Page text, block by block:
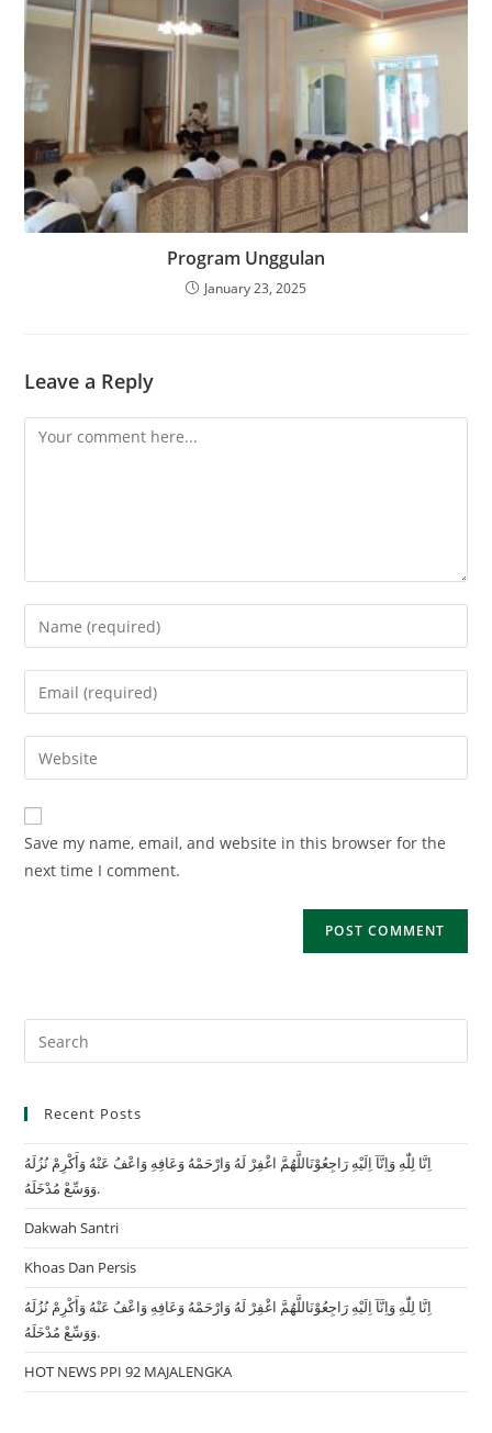
Program Unggulan
January 23, 2025
Leave a Reply
Comment
Enter
your
name
comment
Enter
your
email
address
comment
Enter
your
website
URL
(optional)
Save my name, email, and website in this browser for the
next time I comment.
Recent Posts
اِنَّا لِلّٰهِ وَاِنَّآ اِلَيْهِ رَاجِعُوْنَاللَّهُمَّ اغْفِرْ لَهُ وَارْحَمْهُ وَعَافِهِ وَاعْفُ عَنْهُ وَأَكْرِمْ نُزُلَهُ
وَوَسِّعْ مُدْخَلَهُ.
Dakwah Santri
Khoas Dan Persis
اِنَّا لِلّٰهِ وَاِنَّآ اِلَيْهِ رَاجِعُوْنَاللَّهُمَّ اغْفِرْ لَهُ وَارْحَمْهُ وَعَافِهِ وَاعْفُ عَنْهُ وَأَكْرِمْ نُزُلَهُ
وَوَسِّعْ مُدْخَلَهُ.
HOT NEWS PPI 92 MAJALENGKA